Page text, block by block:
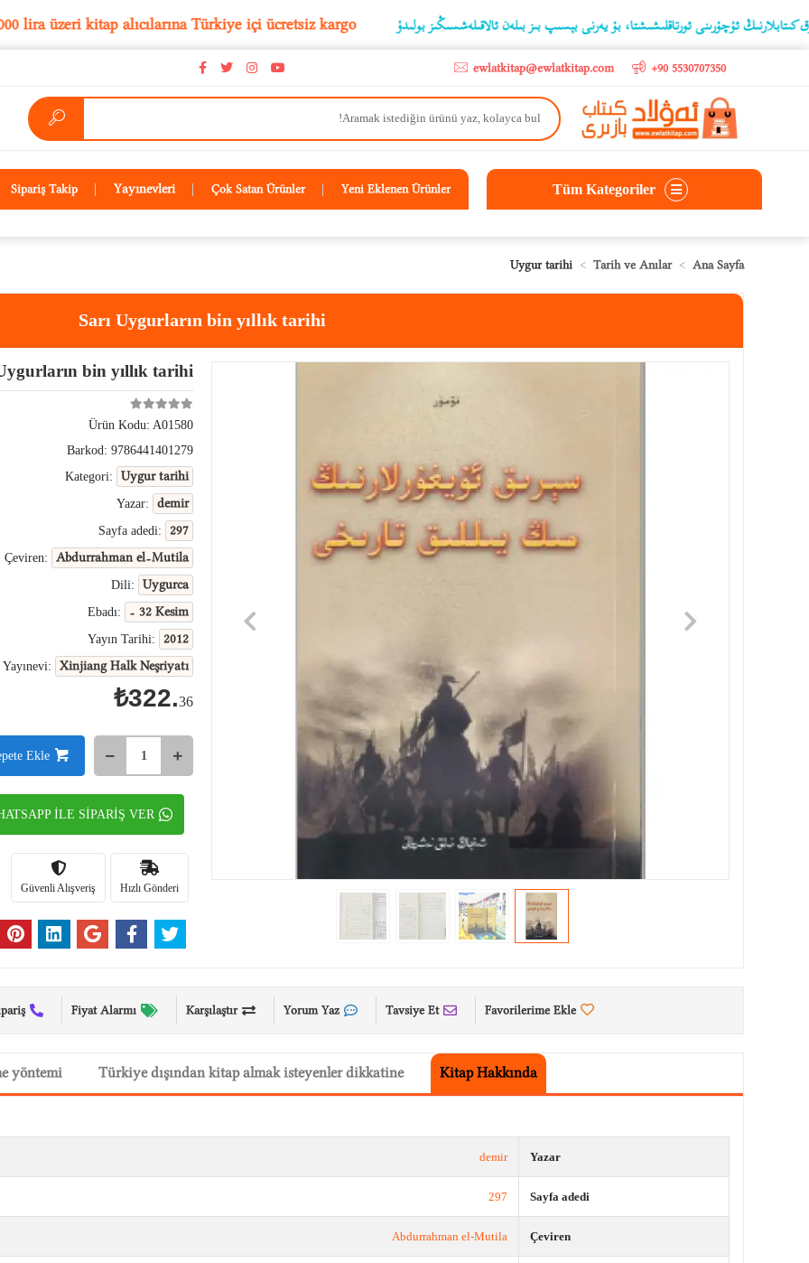
5.000 lira üzeri kitap alıcılarına Türkiye içi ücretsiz kargo ئۇچۇرىنى ئورتاقلىشىشتا، بۇ يەرنى بېسىپ بىز بىلەن ئالاقىلەشسىڭىز بولىدۇ
+90 5530707350
ewlatkitap@ewlatkitap.com
Tüm Kategoriler
Yeni Eklenen Ürünler
Çok Satan Ürünler
Yayınevleri
Sipariş Takip
Ana Sayfa
Tarih ve Anılar
Uygur tarihi
Sarı Uygurların bin yıllık tarihi
bin yıllık tarihi
Ürün Kodu: A01580
Barkod: 9786441401279
Kategori:
Uygur tarihi
Yazar: demir
Sayfa adedi: 297
Çeviren: Abdurrahman el-Mutila
Dili: Uygurca
Ebadı: - 32 Kesim
Yayın Tarihi: 2012
Yayınevi: Xinjiang Halk Neşriyatı
₺322.36
Ekle
İLE SİPARİŞ VER
Hızlı Gönderi
Güvenli Alışveriş
Favorilerime Ekle
Tavsiye Et
Yorum Yaz
Karşılaştır
Fiyat Alarmı
Kitap Hakkında
Türkiye dışından kitap almak isteyenler dikkatine
yöntemi
Yazar
demir
Sayfa adedi
297
Çeviren
Abdurrahman el-Mutila